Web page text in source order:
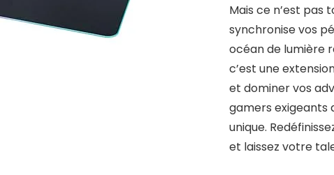
Mais ce n’est pas
synchronise vos
océan de lumière
c’est une
et dominer vos
gamers
unique.
et laissez votre